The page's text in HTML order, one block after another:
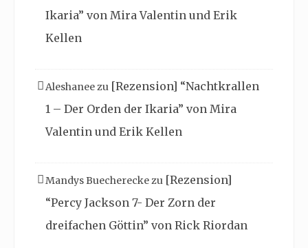
Ikaria” von Mira Valentin und Erik
Kellen
Aleshaneezu [Rezension] “Nachtkrallen
1 – Der Orden der Ikaria” von Mira
Valentin und Erik Kellen
Mandys Buechereckezu [Rezension]
“Percy Jackson 7- Der Zorn der
dreifachen Göttin” von Rick Riordan